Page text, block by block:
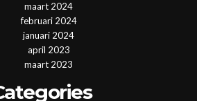
maart 2024
februari 2024
januari 2024
april 2023
maart 2023